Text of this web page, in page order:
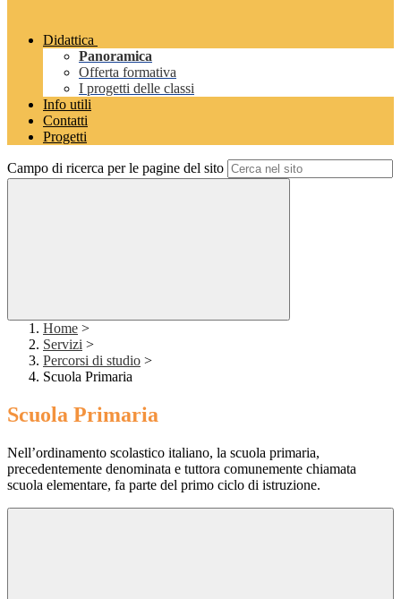
Didattica
Panoramica
Offerta formativa
I progetti delle classi
Info utili
Contatti
Progetti
Campo di ricerca per le pagine del sito
Home >
Servizi >
Percorsi di studio >
Scuola Primaria
Scuola Primaria
Nell’ordinamento scolastico italiano, la scuola primaria,
precedentemente denominata e tuttora comunemente chiamata
scuola elementare, fa parte del primo ciclo di istruzione.